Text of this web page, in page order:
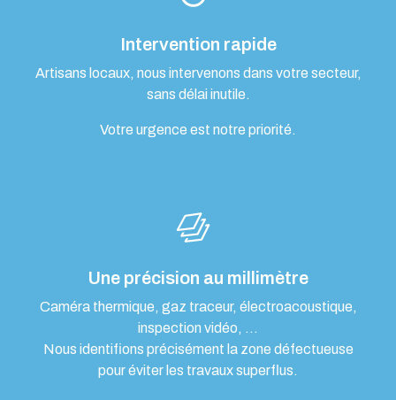
Intervention rapide
Artisans locaux, nous intervenons dans votre secteur,
sans délai inutile.
Votre urgence est notre priorité.
Une précision au millimètre
Caméra thermique, gaz traceur, électroacoustique,
inspection vidéo, …
Nous identifions précisément la zone défectueuse
pour éviter les travaux superflus.